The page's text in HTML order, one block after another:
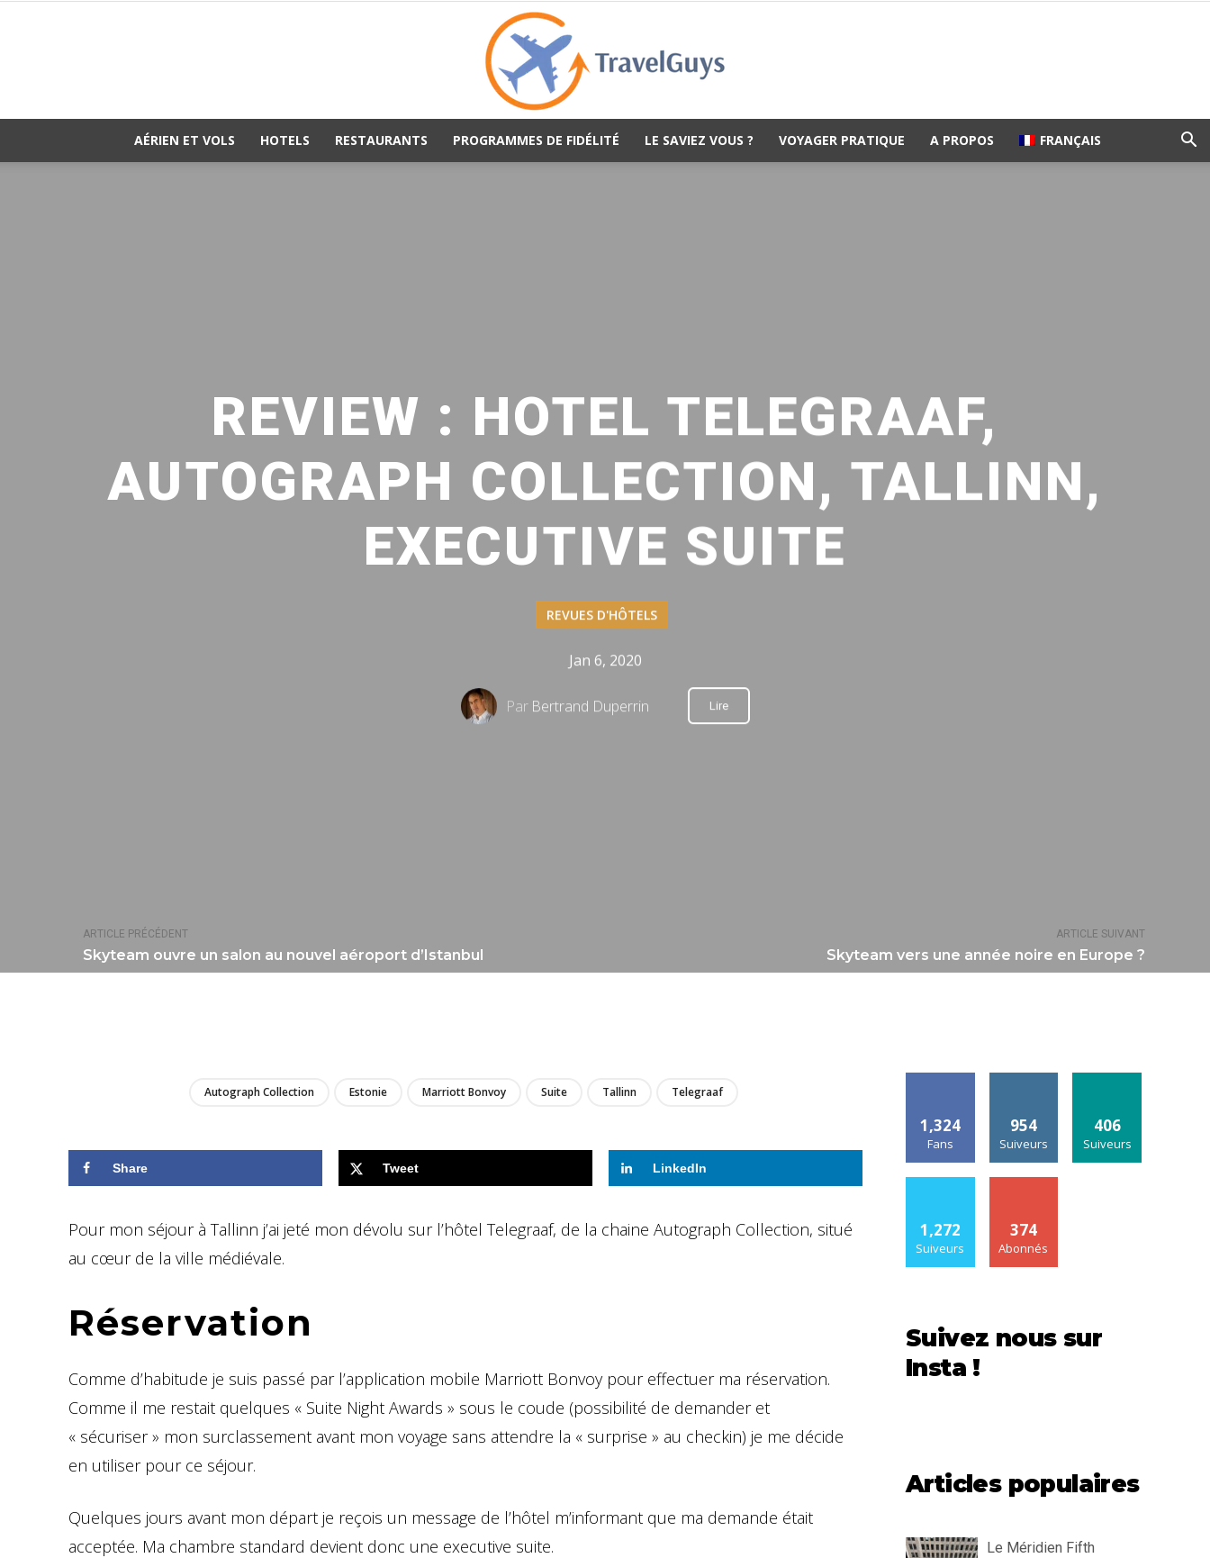
AÉRIEN ET VOLS HOTELS RESTAURANTS PROGRAMMES DE FIDÉLITÉ LE SAVIEZ VOUS ? VOYAGER PRATIQUE A PROPOS FRANÇAIS
ARTICLE PRÉCÉDENT
Skyteam ouvre un salon au nouvel aéroport d’Istanbul
ARTICLE SUIVANT
Skyteam vers une année noire en Europe ?
REVIEW : HOTEL TELEGRAAF,
AUTOGRAPH COLLECTION, TALLINN,
EXECUTIVE SUITE
REVUES D'HÔTELS
Jan 6, 2020
Par Bertrand Duperrin Lire
Autograph Collection Estonie Marriott Bonvoy Suite Tallinn Telegraaf
Share Tweet LinkedIn
Pour mon séjour à Tallinn j’ai jeté mon dévolu sur l’hôtel Telegraaf, de la chaine Autograph Collection, situé
au cœur de la ville médiévale.
Réservation
Comme d’habitude je suis passé par l’application mobile Marriott Bonvoy pour effectuer ma réservation.
Comme il me restait quelques « Suite Night Awards » sous le coude (possibilité de demander et
« sécuriser » mon surclassement avant mon voyage sans attendre la « surprise » au checkin) je me décide
en utiliser pour ce séjour.
Quelques jours avant mon départ je reçois un message de l’hôtel m’informant que ma demande était
acceptée. Ma chambre standard devient donc une executive suite.
1,324
Fans
954
Suiveurs
406
Suiveurs
1,272
Suiveurs
374
Abonnés
Suivez nous sur
Insta !
Articles populaires
Le Méridien Fifth